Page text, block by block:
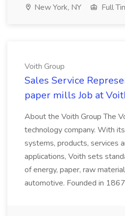
New York, NY Full
Voith Group
Sales Service
paper mills Job at
About the Voith Group The
technology company. With
systems, products, services
applications, Voith sets
of energy, paper, raw
automotive. Founded in